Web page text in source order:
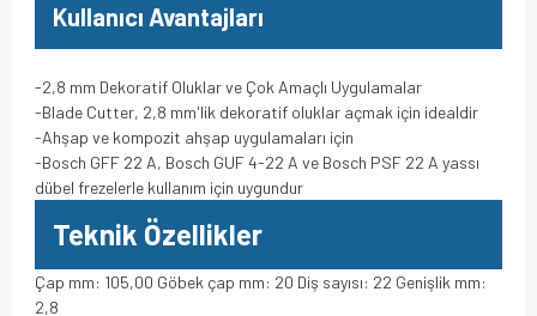
Kullanıcı Avantajları
-2,8 mm Dekoratif Oluklar ve Çok Amaçlı Uygulamalar
-Blade Cutter, 2,8 mm'lik dekoratif oluklar açmak için idealdir
-Ahşap ve kompozit ahşap uygulamaları için
-Bosch GFF 22 A, Bosch GUF 4-22 A ve Bosch PSF 22 A yassı
dübel frezelerle kullanım için uygundur
Teknik Özellikler
Çap mm: 105,00 Göbek çap mm: 20 Diş sayısı: 22 Genişlik mm:
2,8